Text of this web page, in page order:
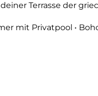
Terrasse der
mit Privatpool •